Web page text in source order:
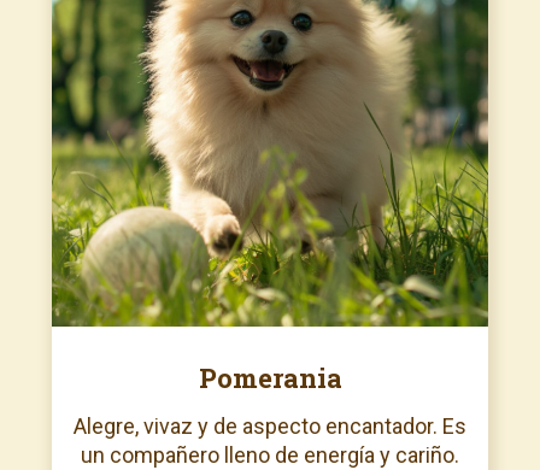
Pomerania
Alegre, vivaz y de aspecto encantador. Es
un compañero lleno de energía y cariño.